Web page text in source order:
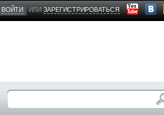
ВОЙТИ ИЛИЗАРЕГИСТРИРОВАТЬСЯ